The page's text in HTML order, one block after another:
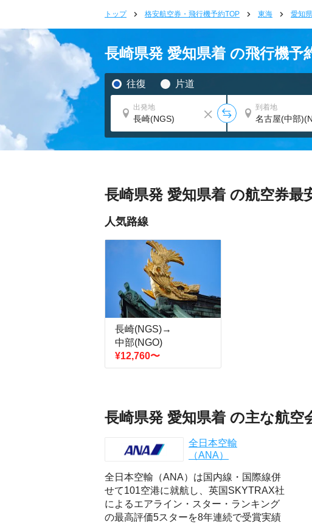
トップ 格安航空券・飛行機予約TOP 東海 愛知県
長崎県発 愛知県着 の飛行機予
往復 片道
出発地 到着地
長崎県発 愛知県着 の航空券最
人気路線
長崎(NGS)→
中部(NGO)
¥12,760〜
長崎県発 愛知県着 の主な航空
全日本空輸
（ANA）
全日本空輸（ANA）は国内線・国際線併
せて101空港に就航し、英国SKYTRAX社
によるエアライン・スター・ランキング
の最高評価5スターを8年連続で受賞実績